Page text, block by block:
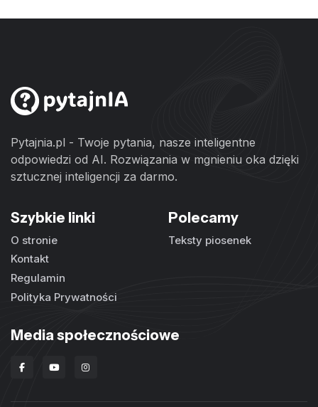
Pytajnia.pl - Twoje pytania, nasze inteligentne
odpowiedzi od AI. Rozwiązania w mgnieniu oka dzięki
sztucznej inteligencji za darmo.
Szybkie linki
O stronie
Kontakt
Regulamin
Polityka Prywatności
Polecamy
Teksty piosenek
Media społecznościowe